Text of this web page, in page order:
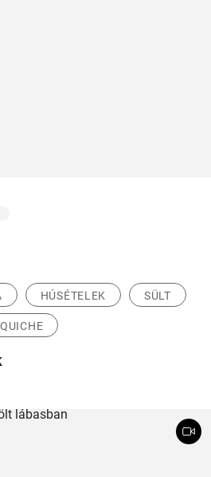
HÚSÉTELEK SÜLT
QUICHE